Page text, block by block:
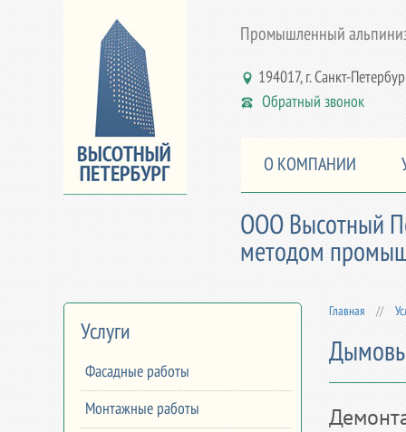
Промышленный
194017, г. Санкт-
Обратный звонок
О КОМПАНИИ
ООО Высотный
методом
Услуги
Фасадные работы
Монтажные работы
Главная //